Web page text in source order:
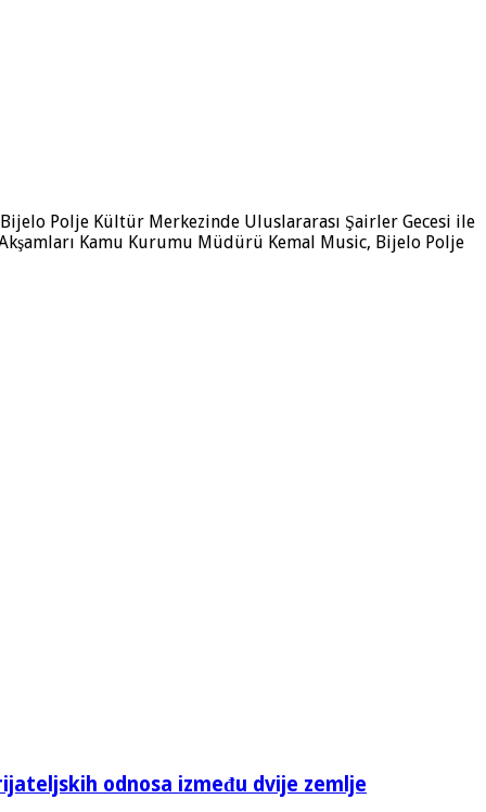
Polje Kültür Merkezinde Uluslararası Şairler Gecesi ile
Kamu Kurumu Müdürü Kemal Music, Bijelo Polje
odnosa između dvije zemlje